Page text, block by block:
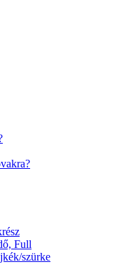
Full
szürke